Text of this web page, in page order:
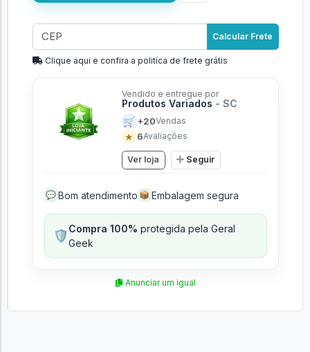
Calcular Frete
Clique aqui e confira a politíca de frete grátis
Vendido e entregue por
Produtos Variados - SC
🛒 +20Vendas
★ 6Avaliações
Ver loja Seguir
💬 Bom atendimento 📦 Embalagem segura
🛡️Compra 100% protegida pela Geral
Geek
Anunciar um igual